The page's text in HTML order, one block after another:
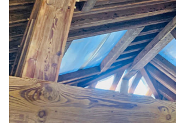
RÉNOVATIONS
Rénovation
Bois Mélèze étuvé